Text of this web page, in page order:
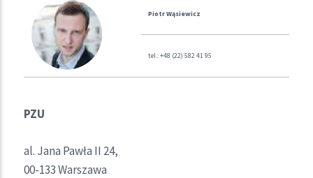
Piotr Wąsiewicz
tel.: +48 (22) 582 41 95
PZU
al. Jana Pawła II 24,
00-133 Warszawa